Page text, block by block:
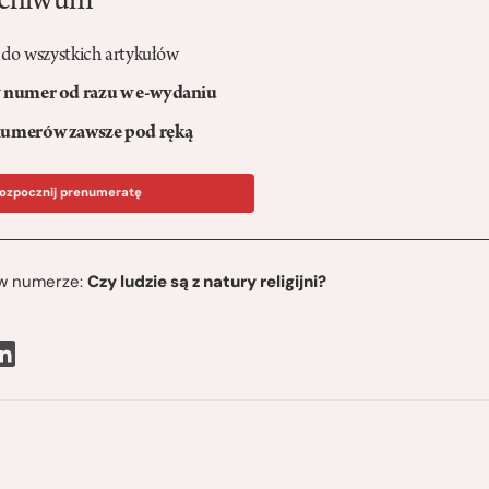
wszystkich artykułów
od razu w e-wydaniu
zawsze pod ręką
prenumeratę
numerze:Czy ludzie są z natury religijni?